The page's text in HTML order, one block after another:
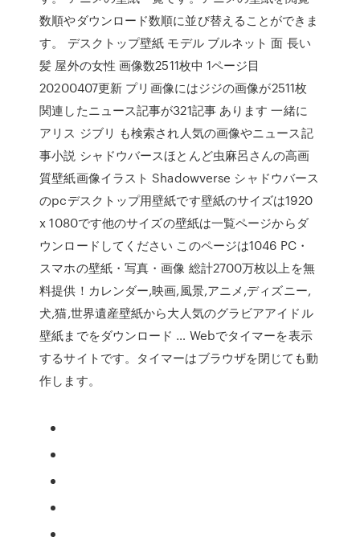
数順やダウンロード数順に並び替えることができま
す。 デスクトップ壁紙 モデル ブルネット 面 長い
髪 屋外の女性 画像数2511枚中 1ページ目
20200407更新 プリ画像にはジジの画像が2511枚
関連したニュース記事が321記事 あります 一緒に
アリス ジブリ も検索され人気の画像やニュース記
事小説 シャドウバースほとんど虫麻呂さんの高画
質壁紙画像イラスト Shadowverse シャドウバース
のpcデスクトップ用壁紙です壁紙のサイズは1920
x 1080です他のサイズの壁紙は一覧ページからダ
ウンロードしてください このページは1046 PC・
スマホの壁紙・写真・画像 総計2700万枚以上を無
料提供！カレンダー,映画,風景,アニメ,ディズニー,
犬,猫,世界遺産壁紙から大人気のグラビアアイドル
壁紙までをダウンロード … Webでタイマーを表示
するサイトです。タイマーはブラウザを閉じても動
作します。